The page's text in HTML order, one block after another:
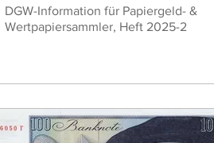
DGW-Information für Papiergeld- &
Wertpapiersammler, Heft 2025-2